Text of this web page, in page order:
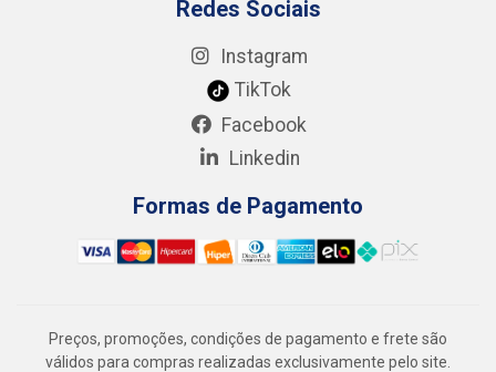
Redes Sociais
Instagram
TikTok
Facebook
Linkedin
Formas de Pagamento
Preços, promoções, condições de pagamento e frete são
válidos para compras realizadas exclusivamente pelo site.